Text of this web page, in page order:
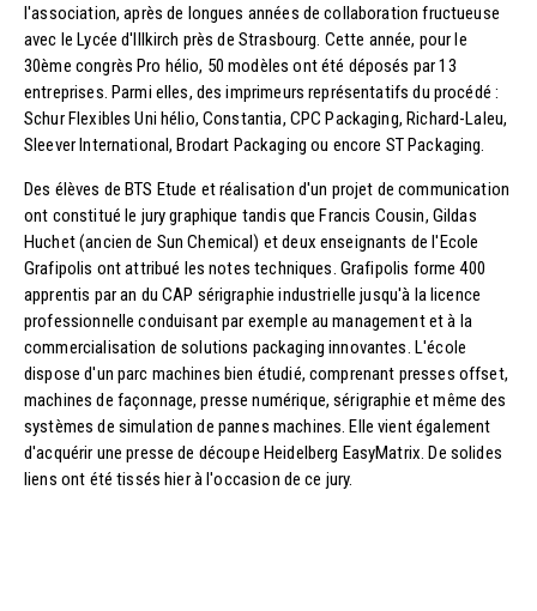
l'association, après de longues années de collaboration fructueuse
avec le Lycée d'Illkirch près de Strasbourg. Cette année, pour le
30ème congrès Pro hélio, 50 modèles ont été déposés par 13
entreprises. Parmi elles, des imprimeurs représentatifs du procédé :
Schur Flexibles Uni hélio, Constantia, CPC Packaging, Richard-Laleu,
Sleever International, Brodart Packaging ou encore ST Packaging.
Des élèves de BTS Etude et réalisation d'un projet de communication
ont constitué le jury graphique tandis que Francis Cousin, Gildas
Huchet (ancien de Sun Chemical) et deux enseignants de l'Ecole
Grafipolis ont attribué les notes techniques. Grafipolis forme 400
apprentis par an du CAP sérigraphie industrielle jusqu'à la licence
professionnelle conduisant par exemple au management et à la
commercialisation de solutions packaging innovantes. L'école
dispose d'un parc machines bien étudié, comprenant presses offset,
machines de façonnage, presse numérique, sérigraphie et même des
systèmes de simulation de pannes machines. Elle vient également
d'acquérir une presse de découpe Heidelberg EasyMatrix. De solides
liens ont été tissés hier à l'occasion de ce jury.